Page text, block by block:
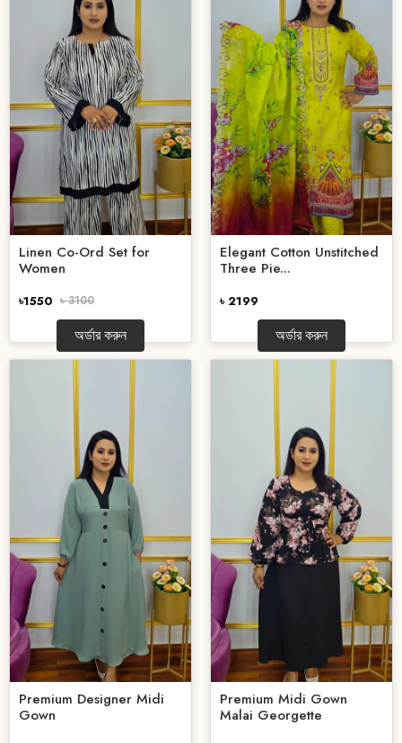
Linen Co-Ord Set for
Women
৳1550 ৳ 3100
অর্ডার করুন
Elegant Cotton Unstitched
Three Pie...
৳ 2199
অর্ডার করুন
Premium Designer Midi
Gown
Premium Midi Gown
Malai Georgette